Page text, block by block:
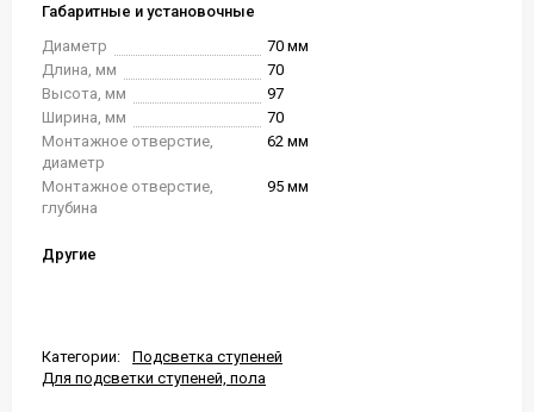
Габаритные и установочные
Диаметр
70 мм
Длина, мм
70
Высота, мм
97
Ширина, мм
70
Монтажное отверстие,
диаметр
62 мм
Монтажное отверстие,
глубина
95 мм
Другие
Категории:
Подсветка ступеней
Для подсветки ступеней, пола